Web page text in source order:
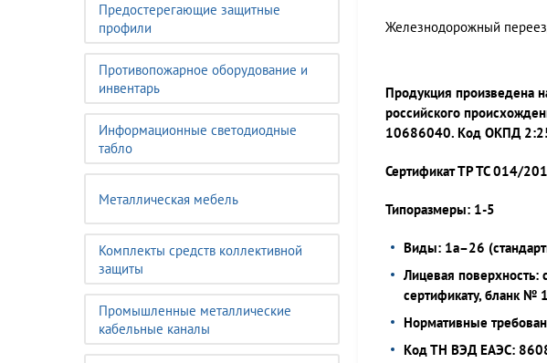
Предостерегающие защитные
профили
Противопожарное оборудование и
инвентарь
Информационные светодиодные
табло
Металлическая мебель
Комплекты средств коллективной
защиты
Промышленные металлические
кабельные каналы
Железнодорожный
Продукция произведена
российского
10686040. Код ОКПД
Сертификат ТР ТС 014/
Типоразмеры: 1-5
Виды: 1а–26
Лицевая
сертификату, бланк №
Нормативные
Код ТН ВЭД ЕАЭС: